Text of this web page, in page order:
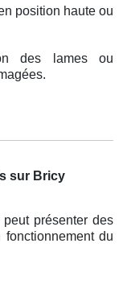
position haute ou
des lames ou
sur Bricy
présenter des
du